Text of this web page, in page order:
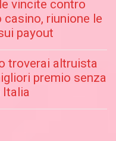
vincite contro
riunione le
payout
troverai altruista
premio senza
Italia